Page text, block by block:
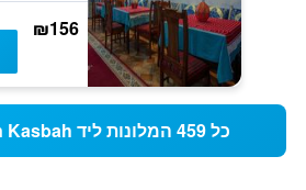
₪156
כל 459 המלונות ליד Chefchaouen Kasbah